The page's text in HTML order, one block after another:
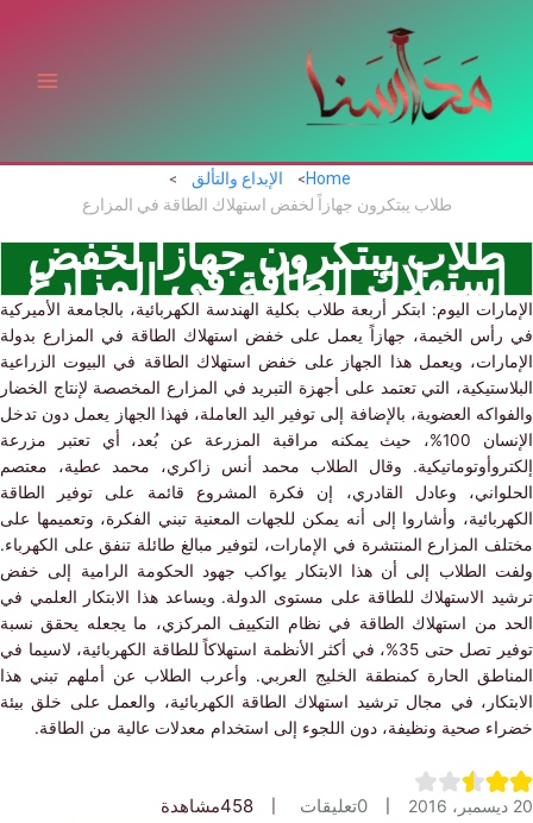
Home
الإبداع والتألق
طلاب يبتكرون جهازاً لخفض استهلاك الطاقة في المزارع
يبتكرون جهازاً لخفض
الطاقة في المزارع
اليوم: ابتكر أربعة طلاب بكلية الهندسة الكهربائية، بالجامعة الأميركية
الخيمة، جهازاً يعمل على خفض استهلاك الطاقة في المزارع بدولة
ويعمل هذا الجهاز على خفض استهلاك الطاقة في البيوتالزراعية
التي تعتمد على أجهزة التبريد في المزارع المخصصة لإنتاج الخضار
العضوية، بالإضافة إلى توفير اليد العاملة، فهذا الجهاز يعمل دون تدخل
الإنسان 100%، حيث يمكنه مراقبة المزرعة عن بُعد، أي تعتبر مزرعة
وقال الطلاب محمد أنس زاكري، محمد عطية، معتصم
وعادل القادري، إن فكرة المشروع قائمة على توفير الطاقة
وأشاروا إلى أنه يمكن للجهات المعنية تبني الفكرة، وتعميمها على
المزارع المنتشرة في الإمارات، لتوفير مبالغ طائلة تنفق على الكهرباء.
الطلاب إلى أن هذا الابتكار يواكب جهود الحكومة الرامية إلى خفض
الاستهلاك للطاقة على مستوى الدولة. ويساعد هذا الابتكار العلمي في
من استهلاك الطاقة في نظام التكييف المركزي، ما يجعله يحقق نسبة
توفير تصل حتى 35%، في أكثر الأنظمة استهلاكاً للطاقة الكهربائية، لاسيما في
الحارة كمنطقة الخليج العربي. وأعرب الطلاب عن أملهم تبني هذا
في مجال ترشيد استهلاك الطاقة الكهربائية، والعمل على خلق بيئة
صحية ونظيفة، دون اللجوء إلى استخدام معدلات عالية من الطاقة.
تعليقات 458مشاهدة